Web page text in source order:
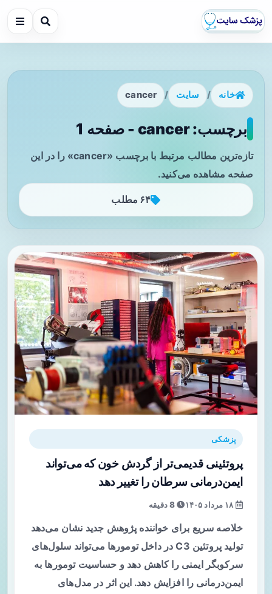
خانه / سایت /
cancer
برچسب: cancer - صفحه 1
تازه‌ترین مطالب مرتبط با برچسب «cancer» را در این
صفحه مشاهده می‌کنید.
۶۴ مطلب
پزشکی
پروتئینی قدیمی‌تر از گردش خون که می‌تواند
ایمن‌درمانی سرطان را تغییر دهد
8 دقیقه
خلاصه سریع برای خواننده پژوهش جدید نشان می‌دهد
تولید پروتئین C3 در داخل تومورها می‌تواند سلول‌های
سرکوبگر ایمنی را کاهش دهد و حساسیت تومورها به
ایمن‌درمانی را افزایش دهد. این اثر در مدل‌های